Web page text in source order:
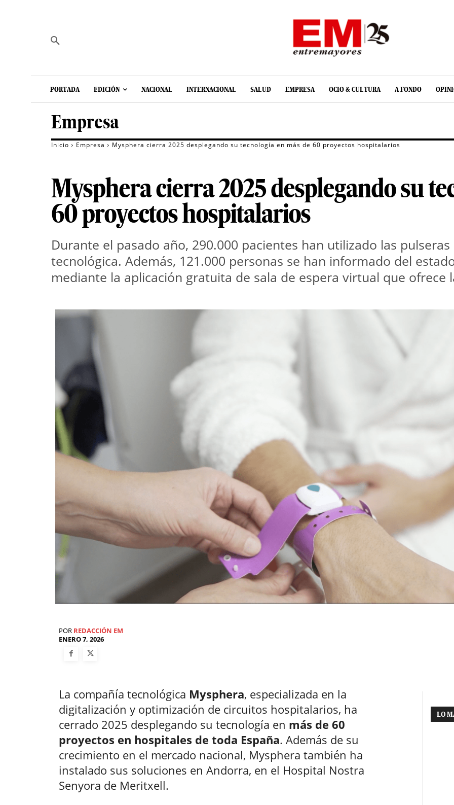
PORTADA EDICIÓN NACIONAL INTERNACIONAL SALUD EMPRESA OCIO & CULTURA A FONDO
Empresa
Inicio Empresa Mysphera cierra 2025 desplegando su tecnología en más de 60 proyectos hospitalarios
Mysphera cierra 2025 desplegando su
60 proyectos hospitalarios
Durante el pasado año, 290.000 pacientes han utilizado las
tecnológica. Además, 121.000 personas se han informado del
mediante la aplicación gratuita de sala de espera virtual que ofrece
POR REDACCIÓN EM
ENERO 7, 2026
La compañía tecnológica Mysphera, especializada en la
digitalización y optimización de circuitos hospitalarios, ha
cerrado 2025 desplegando su tecnología en más de 60
proyectos en hospitales de toda España. Además de su
crecimiento en el mercado nacional, Mysphera también ha
instalado sus soluciones en Andorra, en el Hospital Nostra
Senyora de Meritxell.
LO